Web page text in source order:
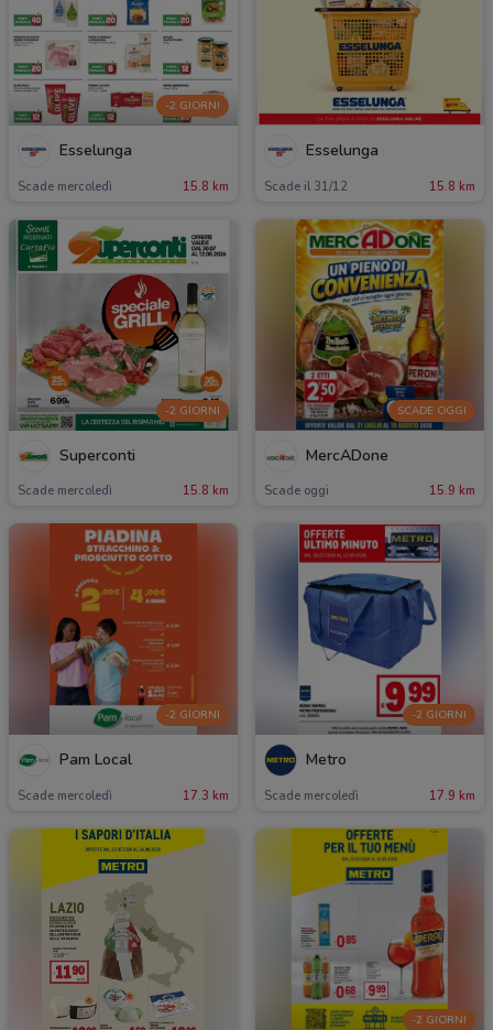
-2 GIORNI
Esselunga
Scade mercoledì 15.8 km
Esselunga
Scade il 31/12 15.8 km
-2 GIORNI
Superconti
Scade mercoledì 15.8 km
SCADE OGGI
MercADone
Scade oggi 15.9 km
-2 GIORNI
Pam Local
Scade mercoledì 17.3 km
-2 GIORNI
Metro
Scade mercoledì 17.9 km
-2 GIORNI